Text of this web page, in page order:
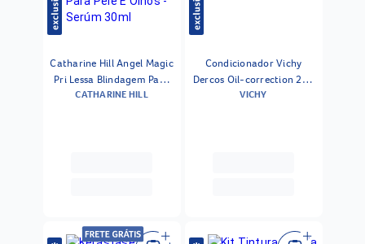
Catharine Hill Angel Magic
Pri Lessa Blindagem Para
Pele E Olhos - Serúm 30ml
CATHARINE HILL
Condicionador Vichy
Dercos Oil-correction 200
Ml
VICHY